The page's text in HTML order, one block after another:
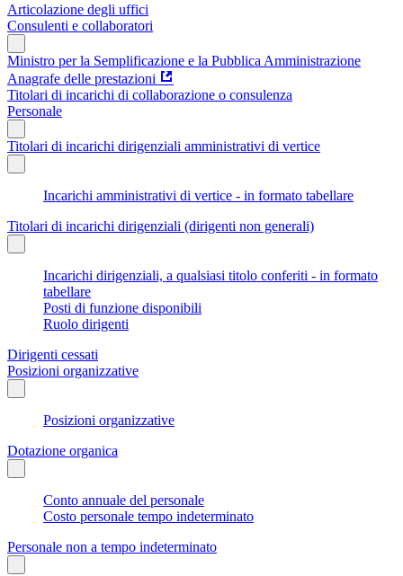
Articolazione degli uffici
Consulenti e collaboratori
Ministro per la Semplificazione e la Pubblica Amministrazione
Anagrafe delle prestazioni
Titolari di incarichi di collaborazione o consulenza
Personale
Titolari di incarichi dirigenziali amministrativi di vertice
Incarichi amministrativi di vertice - in formato tabellare
Titolari di incarichi dirigenziali (dirigenti non generali)
Incarichi dirigenziali, a qualsiasi titolo conferiti - in formato
tabellare
Posti di funzione disponibili
Ruolo dirigenti
Dirigenti cessati
Posizioni organizzative
Posizioni organizzative
Dotazione organica
Conto annuale del personale
Costo personale tempo indeterminato
Personale non a tempo indeterminato